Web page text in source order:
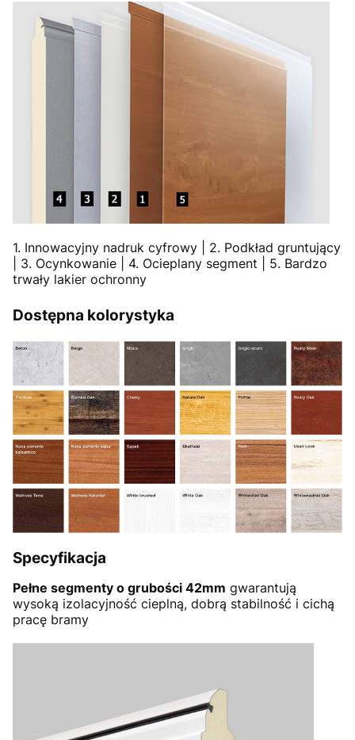
1. Innowacyjny nadruk cyfrowy | 2. Podkład gruntujący
| 3. Ocynkowanie | 4. Ocieplany segment | 5. Bardzo
trwały lakier ochronny
Dostępna kolorystyka
Specyfikacja
Pełne segmenty o grubości 42mm gwarantują
wysoką izolacyjność cieplną, dobrą stabilność i cichą
pracę bramy